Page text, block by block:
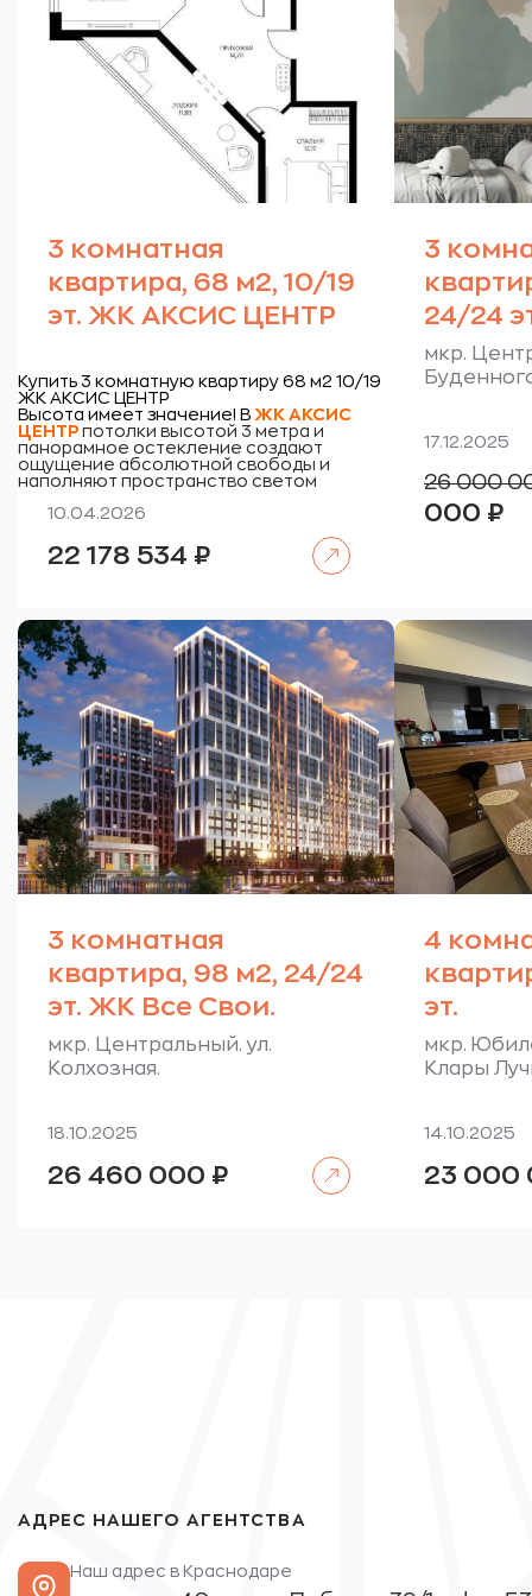
3 комнатная
квартира, 68 м2, 10/19
эт. ЖК АКСИС ЦЕНТР
Купить 3 комнатную квартиру 68 м2 10/19
ЖК АКСИС ЦЕНТР
Высота имеет значение! В ЖК АКСИС
ЦЕНТР потолки высотой 3 метра и
панорамное остекление создают
ощущение абсолютной свободы и
наполняют пространство светом
10.04.2026
22 178 534 ₽
3
24/24
мкр.
17.12.2025
26 000
000 ₽
3 комнатная
квартира, 98 м2, 24/24
эт. ЖК Все Свои.
мкр. Центральный. ул.
Колхозная.
18.10.2025
26 460 000 ₽
4
эт.
мкр.
Клары
14.10.2025
23 000
АДРЕС НАШЕГО АГЕНТСТВА
Наш адрес в Краснодаре